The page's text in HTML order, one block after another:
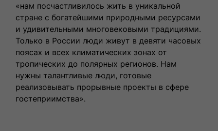
«нам посчастливилось жить в уникальной
стране с богатейшими природными ресурсами
и удивительными многовековыми традициями.
Только в России люди живут в девяти часовых
поясах и всех климатических зонах от
тропических до полярных регионов. Нам
нужны талантливые люди, готовые
реализовывать прорывные проекты в сфере
гостеприимства».